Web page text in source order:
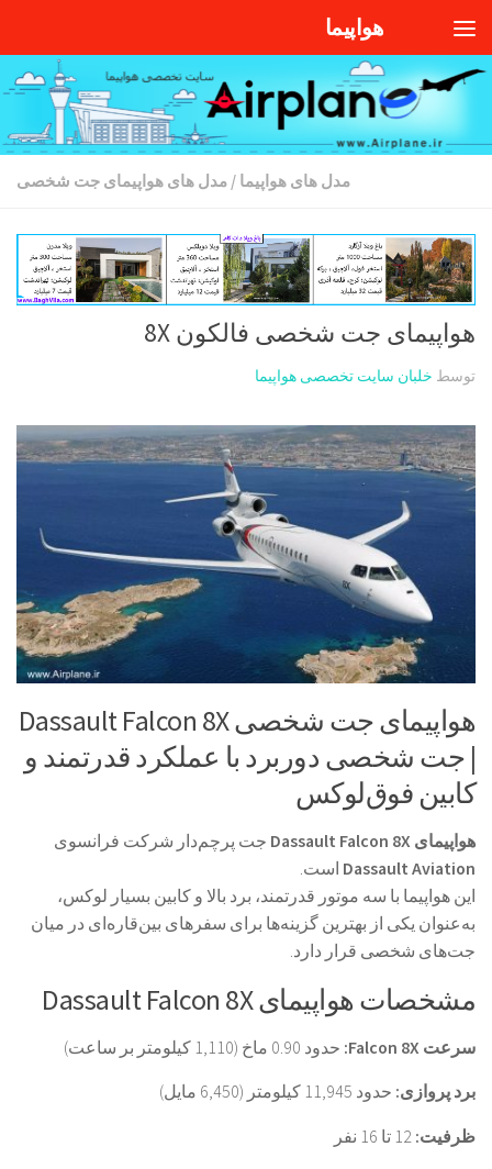
هواپیما
مدل های هواپیما / مدل های هواپیمای جت شخصی
هواپیمای جت شخصی فالکون 8X
توسط خلبان سایت تخصصی هواپیما
هواپیمای جت شخصی Dassault Falcon 8X
| جت شخصی دوربرد با عملکرد قدرتمند و
کابین فوق‌لوکس
هواپیمای Dassault Falcon 8X
جت پرچم‌دار شرکت فرانسوی
Dassault Aviation است.
این هواپیما با سه موتور قدرتمند، برد بالا و کابین بسیار لوکس،
به‌عنوان یکی از بهترین گزینه‌ها برای سفرهای بین‌قاره‌ای در میان
جت‌های شخصی قرار دارد.
مشخصات هواپیمای Dassault Falcon 8X
سرعت Falcon 8X: حدود 0.90 ماخ (1,110 کیلومتر بر ساعت)
برد پروازی: حدود 11,945 کیلومتر (6,450 مایل)
ظرفیت: